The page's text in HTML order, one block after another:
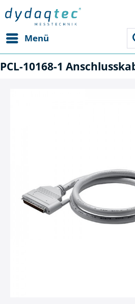
Menü
PCL-10168-1